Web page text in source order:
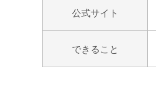
公式サイト
できること